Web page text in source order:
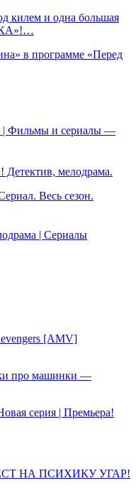
и одна большая
в программе «Перед
| Фильмы и сериалы —
мелодрама.
Весь сезон.
| Сериалы
[AMV]
про машинки —
серия | Премьера!
НА ПСИХИКУ УГАР!